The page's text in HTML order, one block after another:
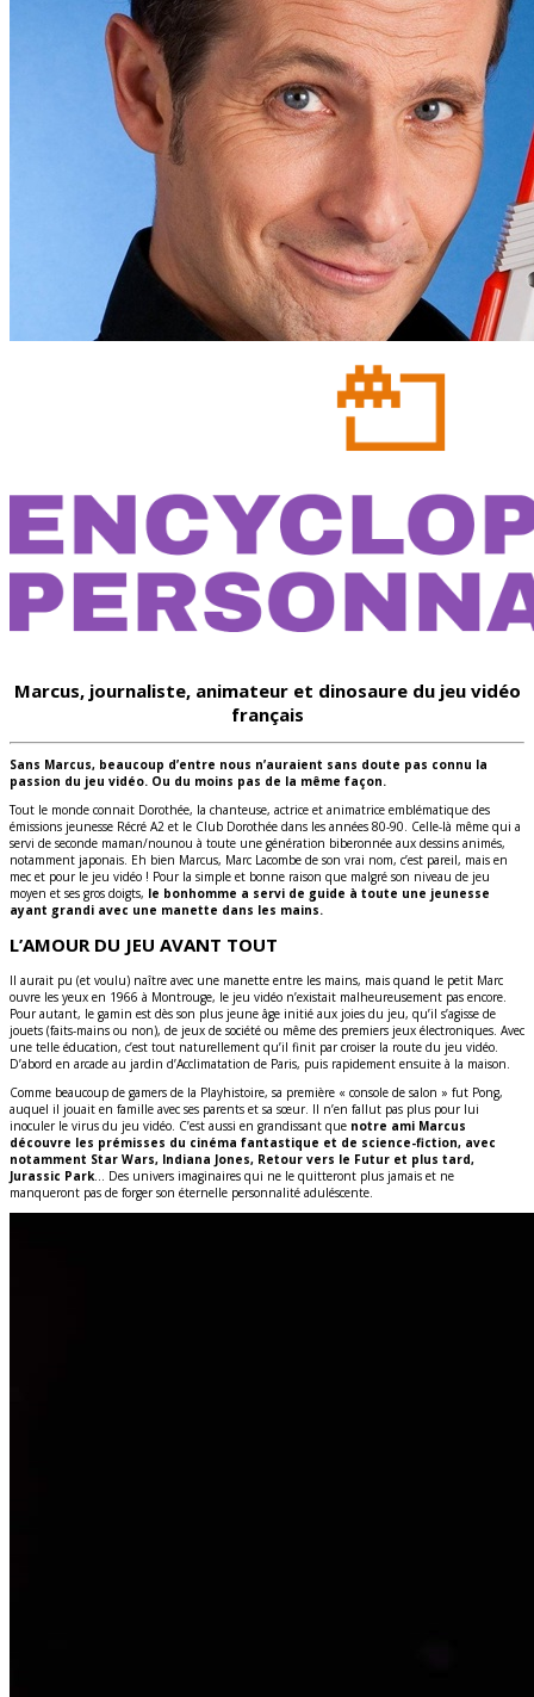
Marcus, journaliste, animateur et dinosaure du jeu vidéo
français
Sans Marcus, beaucoup d’entre nous n’auraient sans doute pas connu la
passion du jeu vidéo. Ou du moins pas de la même façon.
Tout le monde connait Dorothée, la chanteuse, actrice et animatrice emblématique des
émissions jeunesse Récré A2 et le Club Dorothée dans les années 80-90. Celle-là même qui a
servi de seconde maman/nounou à toute une génération biberonnée aux dessins animés,
notamment japonais. Eh bien Marcus, Marc Lacombe de son vrai nom, c’est pareil, mais en
mec et pour le jeu vidéo ! Pour la simple et bonne raison que malgré son niveau de jeu
moyen et ses gros doigts, le bonhomme a servi de guide à toute une jeunesse
ayant grandi avec une manette dans les mains.
L’AMOUR DU JEU AVANT TOUT
Il aurait pu (et voulu) naître avec une manette entre les mains, mais quand le petit Marc
ouvre les yeux en 1966 à Montrouge, le jeu vidéo n’existait malheureusement pas encore.
Pour autant, le gamin est dès son plus jeune âge initié aux joies du jeu, qu’il s’agisse de
jouets (faits-mains ou non), de jeux de société ou même des premiers jeux électroniques. Avec
une telle éducation, c’est tout naturellement qu’il finit par croiser la route du jeu vidéo.
D’abord en arcade au jardin d’Acclimatation de Paris, puis rapidement ensuite à la maison.
Comme beaucoup de gamers de la Playhistoire, sa première « console de salon » fut Pong,
auquel il jouait en famille avec ses parents et sa sœur. Il n’en fallut pas plus pour lui
inoculer le virus du jeu vidéo. C’est aussi en grandissant que notre ami Marcus
découvre les prémisses du cinéma fantastique et de science-fiction, avec
notamment Star Wars, Indiana Jones, Retour vers le Futur et plus tard,
Jurassic Park … Des univers imaginaires qui ne le quitteront plus jamais et ne
manqueront pas de forger son éternelle personnalité aduléscente.